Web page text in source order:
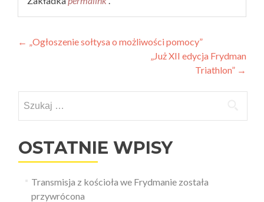
Zobacz
← „Ogłoszenie sołtysa o możliwości pomocy”
„Już XII edycja Frydman
Triathlon” →
OSTATNIE WPISY
Transmisja z kościoła we Frydmanie została
przywrócona